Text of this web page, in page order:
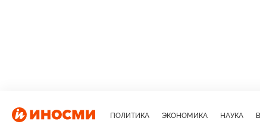
ПОЛИТИКА ЭКОНОМИКА НАУКА